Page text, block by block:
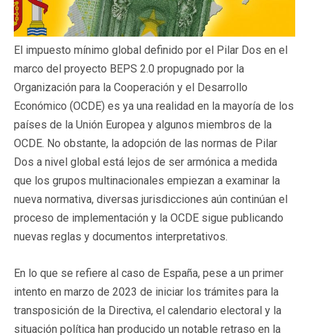
El impuesto mínimo global definido por el Pilar Dos en el
marco del proyecto BEPS 2.0 propugnado por la
Organización para la Cooperación y el Desarrollo
Económico (OCDE) es ya una realidad en la mayoría de los
países de la Unión Europea y algunos miembros de la
OCDE. No obstante, la adopción de las normas de Pilar
Dos a nivel global está lejos de ser armónica a medida
que los grupos multinacionales empiezan a examinar la
nueva normativa, diversas jurisdicciones aún continúan el
proceso de implementación y la OCDE sigue publicando
nuevas reglas y documentos interpretativos.
En lo que se refiere al caso de España, pese a un primer
intento en marzo de 2023 de iniciar los trámites para la
transposición de la Directiva, el calendario electoral y la
situación política han producido un notable retraso en la